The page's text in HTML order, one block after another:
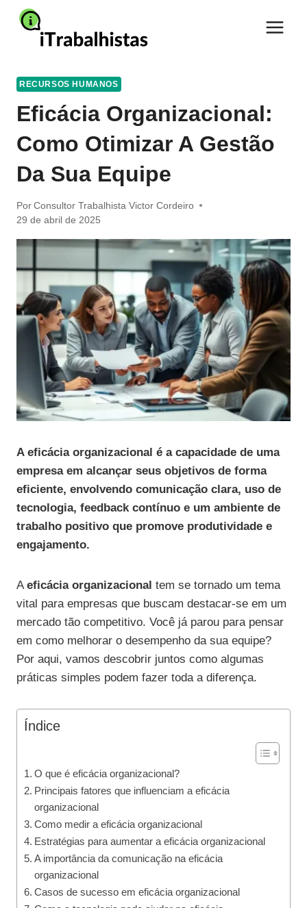
Pular
para
RECURSOS HUMANOS
Eficácia Organizacional:
Como Otimizar A Gestão
Da Sua Equipe
Por Consultor Trabalhista Victor Cordeiro
29 de abril de 2025
A eficácia organizacional é a capacidade de uma
empresa em alcançar seus objetivos de forma
eficiente, envolvendo comunicação clara, uso de
tecnologia, feedback contínuo e um ambiente de
trabalho positivo que promove produtividade e
engajamento.
Aeficácia organizacional tem se tornado um tema
vital para empresas que buscam destacar-se em um
mercado tão competitivo. Você já parou para pensar
em como melhorar o desempenho da sua equipe?
Por aqui, vamos descobrir juntos como algumas
práticas simples podem fazer toda a diferença.
Índice
O que é eficácia organizacional?
Principais fatores que influenciam a eficácia
organizacional
Como medir a eficácia organizacional
Estratégias para aumentar a eficácia organizacional
A importância da comunicação na eficácia
organizacional
Casos de sucesso em eficácia organizacional